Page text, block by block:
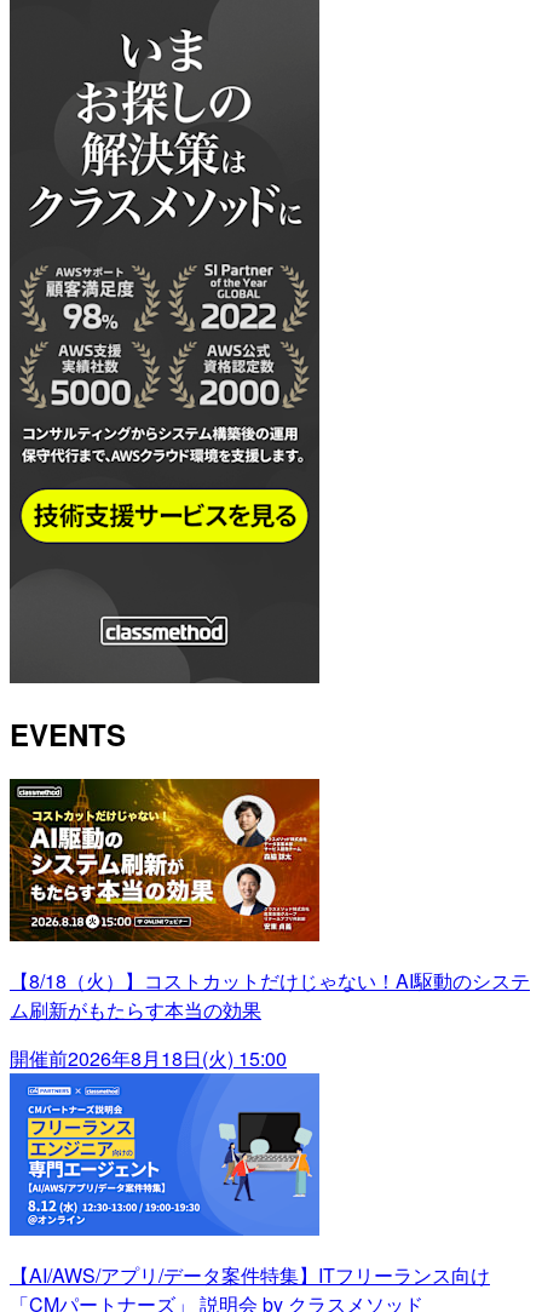
EVENTS
【8/18（火）】コストカットだけじゃない！AI駆動のシステ
ム刷新がもたらす本当の効果
開催前2026年8月18日(火) 15:00
【AI/AWS/アプリ/データ案件特集】ITフリーランス向け
「CMパートナーズ」 説明会 by クラスメソッド